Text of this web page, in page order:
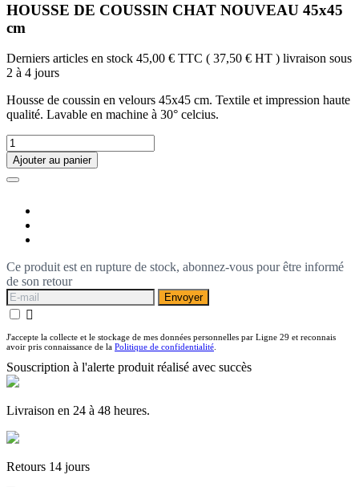
HOUSSE DE COUSSIN CHAT NOUVEAU 45x45
cm
Derniers articles en stock 45,00 € TTC ( 37,50 € HT ) livraison sous
2 à 4 jours
Housse de coussin en velours 45x45 cm. Textile et impression haute
qualité. Lavable en machine à 30° celcius.
Ajouter au panier
Ce produit est en rupture de stock, abonnez-vous pour être informé
de son retour
Envoyer

J'accepte la collecte et le stockage de mes données personnelles par Ligne 29 et reconnais
avoir pris connaissance de la Politique de confidentialité.
Souscription à l'alerte produit réalisé avec succès
Livraison en 24 à 48 heures.
Retours 14 jours